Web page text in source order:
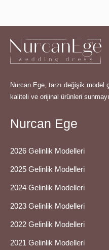
Nurcan Ege, tarzı değişik model
kaliteli ve orijinal ürünleri
Nurcan Ege
2026 Gelinlik Modelleri
2025 Gelinlik Modelleri
2024 Gelinlik Modelleri
2023 Gelinlik Modelleri
2022 Gelinlik Modelleri
2021 Gelinlik Modelleri